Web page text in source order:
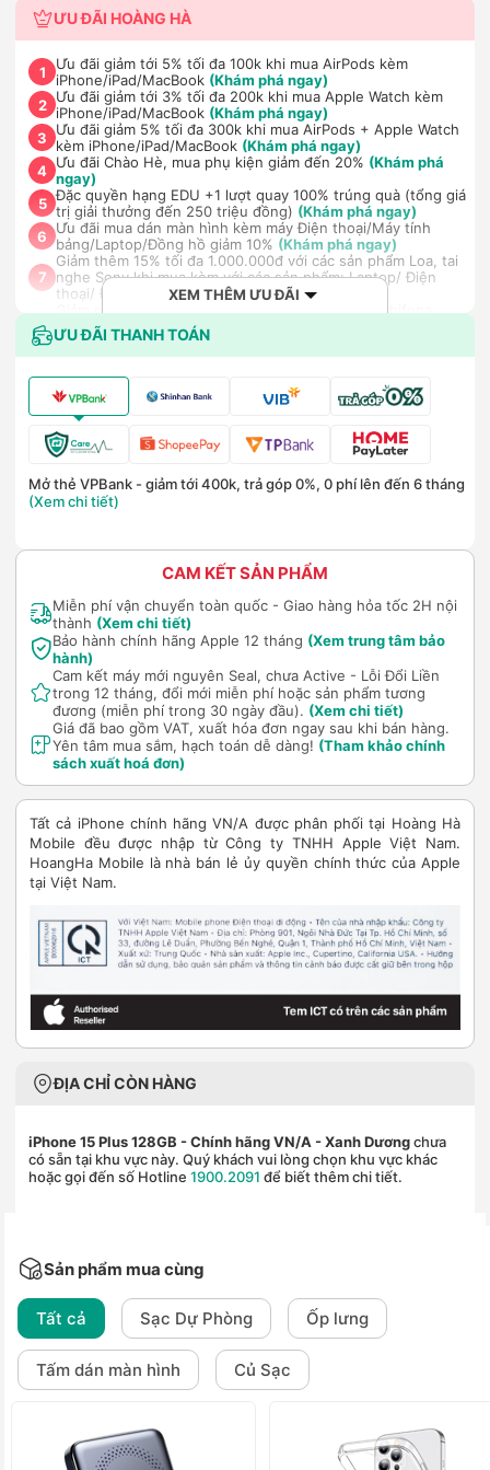
ƯU ĐÃI HOÀNG HÀ
1
Ưu đãi giảm tới 5% tối đa 100k khi mua AirPods kèm
iPhone/iPad/MacBook (Khám phá ngay)
2 Ưu đãi giảm tới 3% tối đa 200k khi mua Apple Watch kèm
iPhone/iPad/MacBook (Khám phá ngay)
3
Ưu đãi giảm 5% tối đa 300k khi mua AirPods + Apple Watch
kèm iPhone/iPad/MacBook (Khám phá ngay)
4 Ưu đãi Chào Hè, mua phụ kiện giảm đến 20% (Khám phá
ngay)
5 Đặc quyền hạng EDU +1 lượt quay 100% trúng quà (tổng giá
trị giải thưởng đến 250 triệu đồng) (Khám phá ngay)
6
Ưu đãi mua dán màn hình kèm máy Điện thoại/Máy tính
bảng/Laptop/Đồng hồ giảm 10% (Khám phá ngay)
7
Giảm thêm 15% tối đa 1.000.000đ với các sản phẩm Loa, tai
nghe Sony khi mua kèm với các sản phẩm: Laptop/ Điện
thoại/ Đồng hồ thông minh(Khám phá ngay)
8
Giảm ngay 50.000đ khi mua gói cước di động Mobifone,
Vnsky lên tới 6GB data/ngày - Trải nghiệm 5G chỉ 99k/tháng
(Khám phá ngay)
Nhận báo giá tốt nhất cho khách hàng doanh nghiệp B2B
khi mua số lượng lớn
XEM THÊM ƯU ĐÃI
ƯU ĐÃI THANH TOÁN
Mở thẻ VPBank - giảm tới 400k, trả góp 0%, 0 phí lên đến 6 tháng
(Xem chi tiết)
CAM KẾT SẢN PHẨM
Miễn phí vận chuyển toàn quốc - Giao hàng hỏa tốc 2H nội
thành (Xem chi tiết)
Bảo hành chính hãng Apple 12 tháng (Xem trung tâm bảo
hành)
Cam kết máy mới nguyên Seal, chưa Active - Lỗi Đổi Liền
trong 12 tháng, đổi mới miễn phí hoặc sản phẩm tương
đương (miễn phí trong 30 ngày đầu). (Xem chi tiết)
Giá đã bao gồm VAT, xuất hóa đơn ngay sau khi bán hàng.
Yên tâm mua sắm, hạch toán dễ dàng! (Tham khảo chính
sách xuất hoá đơn)
Tất cả iPhone chính hãng VN/A được phân phối tại Hoàng Hà
Mobile đều được nhập từ Công ty TNHH Apple Việt Nam.
HoangHa Mobile là nhà bán lẻ ủy quyền chính thức của Apple
tại Việt Nam.
ĐỊA CHỈ CÒN HÀNG
iPhone 15 Plus 128GB - Chính hãng VN/A - Xanh Dươngchưa
có sẵn tại khu vực này. Quý khách vui lòng chọn khu vực khác
hoặc gọi đến số Hotline 1900.2091 để biết thêm chi tiết.
Sản phẩm mua cùng
Tất cả Sạc Dự Phòng Ốp lưng
Tấm dán màn hình Củ Sạc